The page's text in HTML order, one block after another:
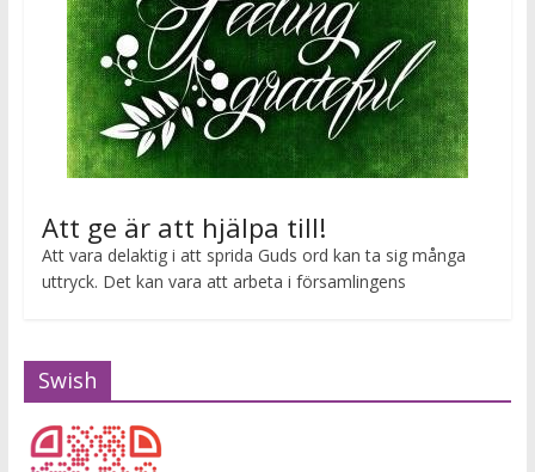
Att ge är att hjälpa till!
Att vara delaktig i att sprida Guds ord kan ta sig många
uttryck. Det kan vara att arbeta i församlingens
Swish